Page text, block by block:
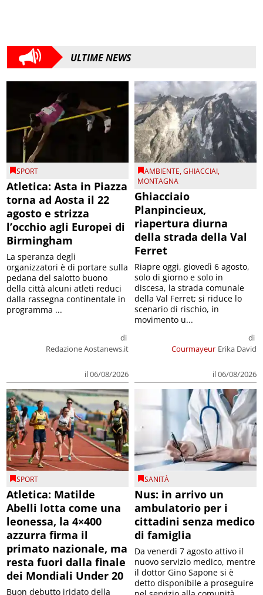
ULTIME NEWS
SPORT
Atletica: Asta in Piazza
torna ad Aosta il 22
agosto e strizza
l’occhio agli Europei di
Birmingham
di
Redazione Aostanews.it
il 06/08/2026
La speranza degli
organizzatori è di portare sulla
pedana del salotto buono
della città alcuni atleti reduci
dalla rassegna continentale in
programma ...
AMBIENTE,GHIACCIAI,
MONTAGNA
Ghiacciaio
Planpincieux,
riapertura diurna
della strada della Val
Ferret
Courmayeur
di
Erika David
il 06/08/2026
Riapre oggi, giovedì 6 agosto,
solo di giorno e solo in
discesa, la strada comunale
della Val Ferret; si riduce lo
scenario di rischio, in
movimento u...
SPORT
Atletica: Matilde
Abelli lotta come una
leonessa, la 4×400
azzurra firma il
primato nazionale, ma
resta fuori dalla finale
dei Mondiali Under 20
Buon debutto iridato della
SANITÀ
Nus: in arrivo un
ambulatorio per i
cittadini senza medico
di famiglia
Da venerdì 7 agosto attivo il
nuovo servizio medico, mentre
il dottor Gino Sapone si è
detto disponibile a proseguire